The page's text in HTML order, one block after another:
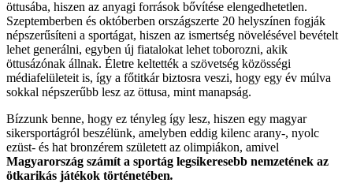
öttusába, hiszen az anyagi források bővítése elengedhetetlen.
Szeptemberben és októberben országszerte 20 helyszínen fogják
népszerűsíteni a sportágat, hiszen az ismertség növelésével bevételt
lehet generálni, egyben új fiatalokat lehet toborozni, akik
öttusázónak állnak. Életre keltették a szövetség közösségi
médiafelületeit is, így a főtitkár biztosra veszi, hogy egy év múlva
sokkal népszerűbb lesz az öttusa, mint manapság.
Bízzunk benne, hogy ez tényleg így lesz, hiszen egy magyar
sikersportágról beszélünk, amelyben eddig kilenc arany-, nyolc
ezüst- és hat bronzérem született az olimpiákon, amivel
Magyarország számít a sportág legsikeresebb nemzetének az
ötkarikás játékok történetében.